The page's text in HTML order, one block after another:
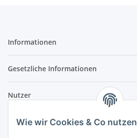
Wie wir Cookies & Co nutzen
Informationen
Gesetzliche Informationen
Nutzer